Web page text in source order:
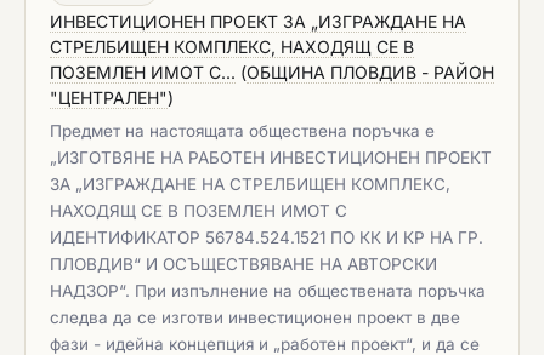
ИНВЕСТИЦИОНЕН ПРОЕКТ ЗА „ИЗГРАЖДАНЕ НА
СТРЕЛБИЩЕН КОМПЛЕКС, НАХОДЯЩ СЕ В
ПОЗЕМЛЕН ИМОТ С... (ОБЩИНА ПЛОВДИВ - РАЙОН
"ЦЕНТРАЛЕН")
Предмет на настоящата обществена поръчка е
„ИЗГОТВЯНЕ НА РАБОТЕН ИНВЕСТИЦИОНЕН ПРОЕКТ
ЗА „ИЗГРАЖДАНЕ НА СТРЕЛБИЩЕН КОМПЛЕКС,
НАХОДЯЩ СЕ В ПОЗЕМЛЕН ИМОТ С
ИДЕНТИФИКАТОР 56784.524.1521 ПО КК И КР НА ГР.
ПЛОВДИВ“ И ОСЪЩЕСТВЯВАНЕ НА АВТОРСКИ
НАДЗОР“. При изпълнение на обществената поръчка
следва да се изготви инвестиционен проект в две
фази - идейна концепция и „работен проект“, и да се